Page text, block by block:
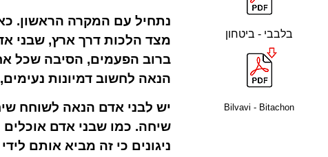
נתחיל עם המקרה הראשון.
מצד הלכות דרך ארץ, שבני
ברוב הפעמים, הסיבה שכל
הנאה לחשוב דמיונות
יש לבני אדם הנאה לשוחח
שיחה. כמו שבני אדם
ניגונים כי זה מביא אותם
בלבבי - ביטחון
Bilvavi - Bitachon